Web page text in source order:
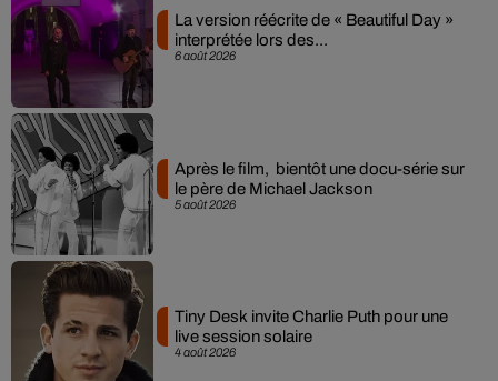
6 août 2026
La version réécrite de « Beautiful Day »
interprétée lors des...
5 août 2026
Après le film, bientôt une docu-série sur
le père de Michael Jackson
4 août 2026
Tiny Desk invite Charlie Puth pour une
live session solaire